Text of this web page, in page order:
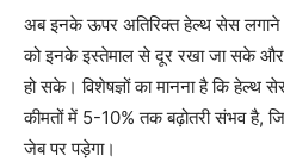
अब इनके ऊपर अतिरिक्त हेल्थ सेस लगाने
को इनके इस्तेमाल से दूर रखा जा सके और
हो सके। विशेषज्ञों का मानना है कि
कीमतों में 5-10% तक बढ़ोतरी संभव है,
जेब पर पड़ेगा।